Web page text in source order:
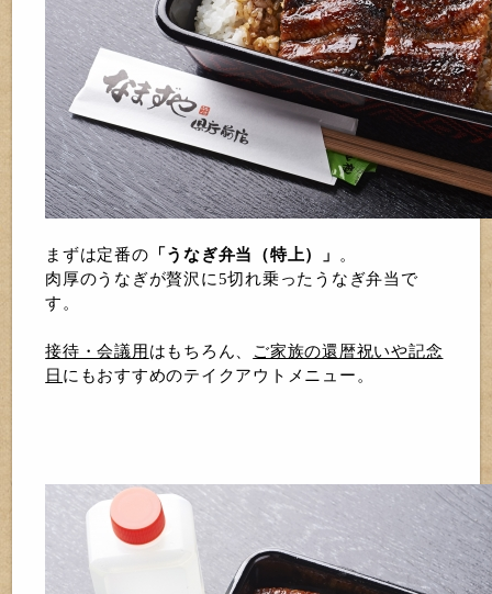
まずは定番の 「うなぎ弁当（特上）」 。
肉厚のうなぎが贅沢に5切れ乗ったうなぎ弁当で
す。
接待・会議用 はもちろん、
ご家族の還暦祝いや記念
日 にもおすすめのテイクアウトメニュー。